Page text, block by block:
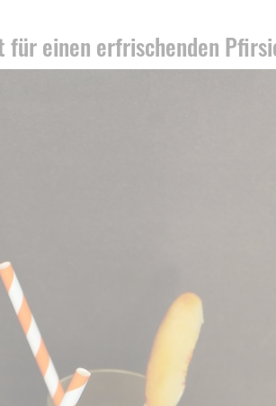
einen erfrischenden